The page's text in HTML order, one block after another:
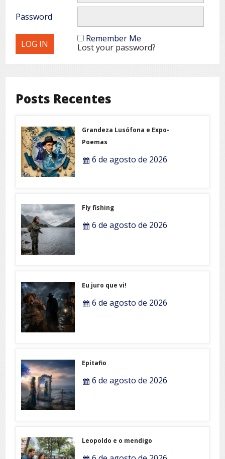
Password
Remember Me
Lost your password?
Posts Recentes
Grandeza Lusófona e Expo-
Poemas
6 de agosto de 2026
Fly fishing
6 de agosto de 2026
Eu juro que vi!
6 de agosto de 2026
Epitafio
6 de agosto de 2026
Leopoldo e o mendigo